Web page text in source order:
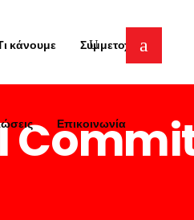
κάνουμε Συμμετοχή
Επικοινωνία